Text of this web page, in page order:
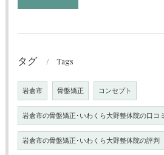
タグ Tags
岩倉市 骨盤矯正 コンセプト
岩倉市の骨盤矯正･いわくら大野整体院の口コ
岩倉市の骨盤矯正･いわくら大野整体院の評判